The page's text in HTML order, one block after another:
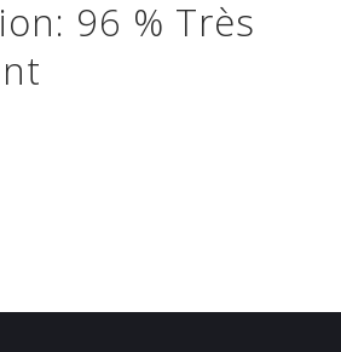
96 % Très